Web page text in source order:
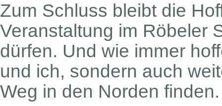
Zum Schluss bleibt die
Veranstaltung im Röbeler
dürfen. Und wie immer
und ich, sondern auch
Weg in den Norden finden.